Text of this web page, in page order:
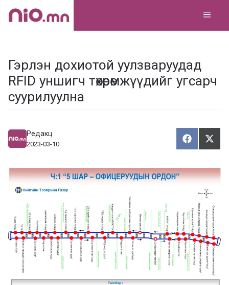
Skip
Гэрлэн дохиотой уулзваруудад
RFID уншигч төхөөрөмжүүдийг угсарч
суурилуулна
Редакц
2023-03-10
Х
у
а
а
х
Т
ү
э
э